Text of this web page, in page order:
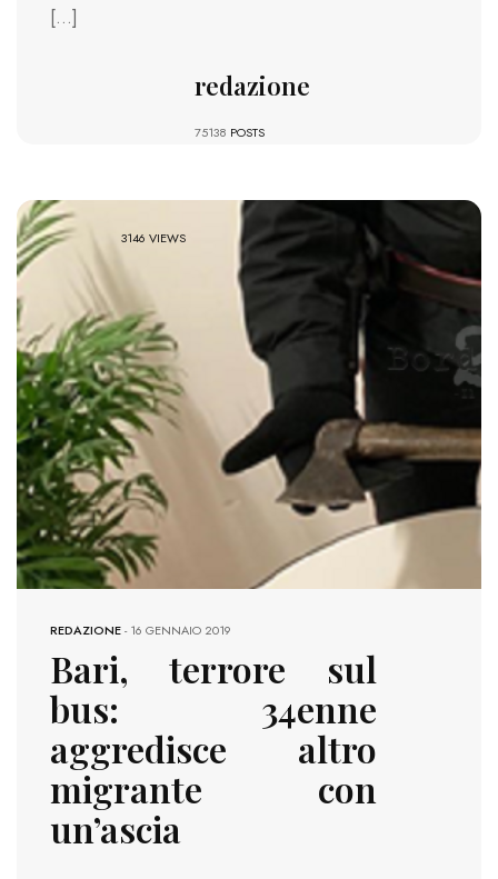
[…]
redazione
75138 POSTS
3146 VIEWS
REDAZIONE-16 GENNAIO 2019
Bari, terrore sul
bus: 34enne
aggredisce altro
migrante con
un’ascia